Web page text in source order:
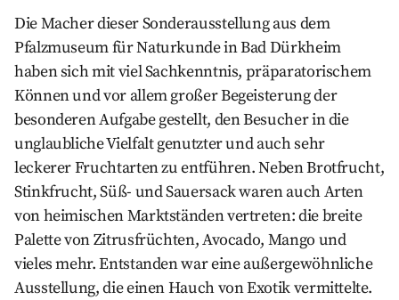
Die Macher dieser Sonderausstellung aus dem
Pfalzmuseum für Naturkunde in Bad Dürkheim
haben sich mit viel Sachkenntnis, präparatorischem
Können und vor allem großer Begeisterung der
besonderen Aufgabe gestellt, den Besucher in die
unglaubliche Vielfalt genutzter und auch sehr
leckerer Fruchtarten zu entführen. Neben Brotfrucht,
Stinkfrucht, Süß- und Sauersack waren auch Arten
von heimischen Marktständen vertreten: die breite
Palette von Zitrusfrüchten, Avocado, Mango und
vieles mehr. Entstanden war eine außergewöhnliche
Ausstellung, die einen Hauch von Exotik vermittelte.